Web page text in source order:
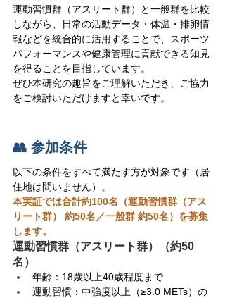
運動習慣群（アスリート群）と一般群を比較
しながら、日常の活動データ・体温・排卵情
報などを統合的に活用することで、スポーツ
パフォーマンスや健康管理に貢献できる知見
を得ることを目指しています。
ぜひ本研究の趣旨をご理解いただき、ご協力
をご検討いただけますと幸いです。
👥 参加条件
以下の条件をすべて満たす方が対象です（居
住地は問いません）。
本実証では合計約100名（運動習慣群（アス
リート群） 約50名／一般群 約50名）を募集
します。
運動習慣群（アスリート群）（約50
名）
年齢：18歳以上40歳程度まで
運動習慣：中強度以上（≥3.0 METs）の